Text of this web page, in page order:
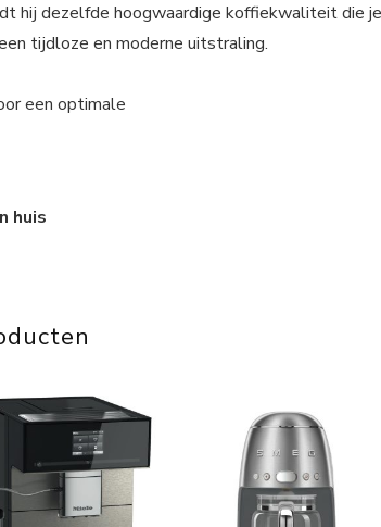
hij dezelfde hoogwaardige koffiekwaliteit die je
tijdloze en moderne uitstraling.
een optimale
huis